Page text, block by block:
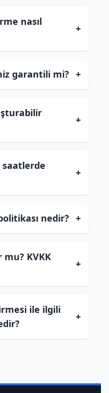
nasıl
+
garantili mi? +
+
+
nedir? +
KVKK
+
ile ilgili
+